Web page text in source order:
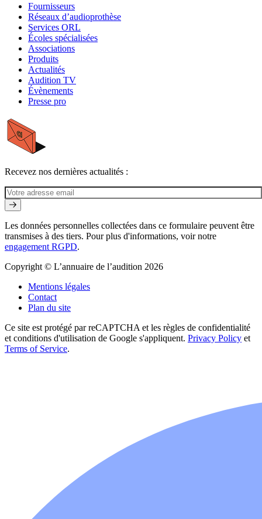
Fournisseurs
Réseaux d’audioprothèse
Services ORL
Écoles spécialisées
Associations
Produits
Actualités
Audition TV
Évènements
Presse pro
Recevez nos dernières actualités :
Les données personnelles collectées dans ce formulaire peuvent être
transmises à des tiers. Pour plus d'informations, voir notre
engagement RGPD.
Copyright © L’annuaire de l’audition 2026
Mentions légales
Contact
Plan du site
Ce site est protégé par reCAPTCHA et les règles de confidentialité
et conditions d'utilisation de Google s'appliquent. Privacy Policy et
Terms of Service.